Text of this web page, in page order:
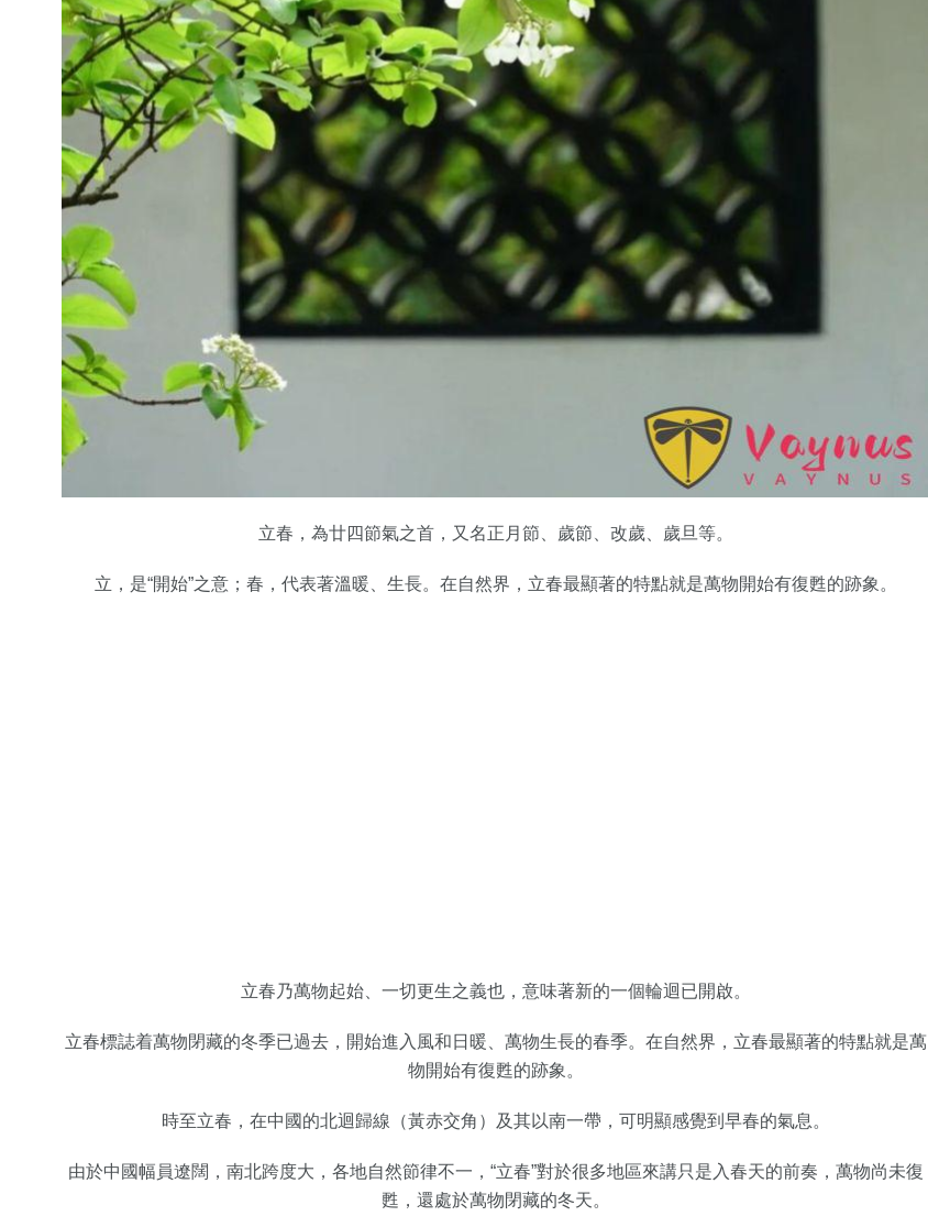
立春，為廿四節氣之首，又名正月節、歲節、改歲、歲旦等。
立，是“開始”之意；春，代表著溫暖、生長。在自然界，立春最顯著的特點就是萬物開始有復甦的跡象。
立春乃萬物起始、一切更生之義也，意味著新的一個輪迴已開啟。
立春標誌着萬物閉藏的冬季已過去，開始進入風和日暖、萬物生長的春季。在自然界，立春最顯著的特點就是萬
物開始有復甦的跡象。
時至立春，在中國的北迴歸線（黃赤交角）及其以南一帶，可明顯感覺到早春的氣息。
由於中國幅員遼闊，南北跨度大，各地自然節律不一，“立春”對於很多地區來講只是入春天的前奏，萬物尚未復
甦，還處於萬物閉藏的冬天。